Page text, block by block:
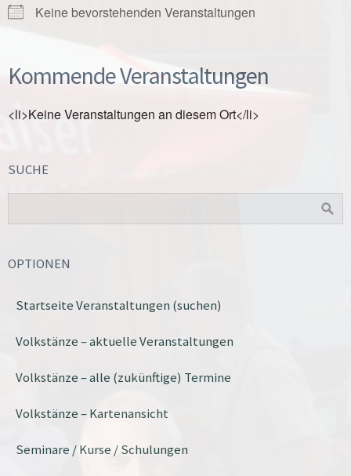
Keine bevorstehenden Veranstaltungen
Kommende Veranstaltungen
<li>Keine Veranstaltungen an diesem Ort</li>
SUCHE
OPTIONEN
Startseite Veranstaltungen (suchen)
Volkstänze – aktuelle Veranstaltungen
Volkstänze – alle (zukünftige) Termine
Volkstänze – Kartenansicht
Seminare / Kurse / Schulungen